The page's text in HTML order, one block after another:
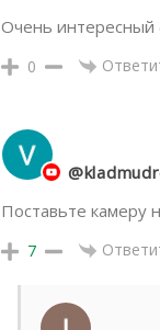
Очень интересный
0
Поставьте камеру
7